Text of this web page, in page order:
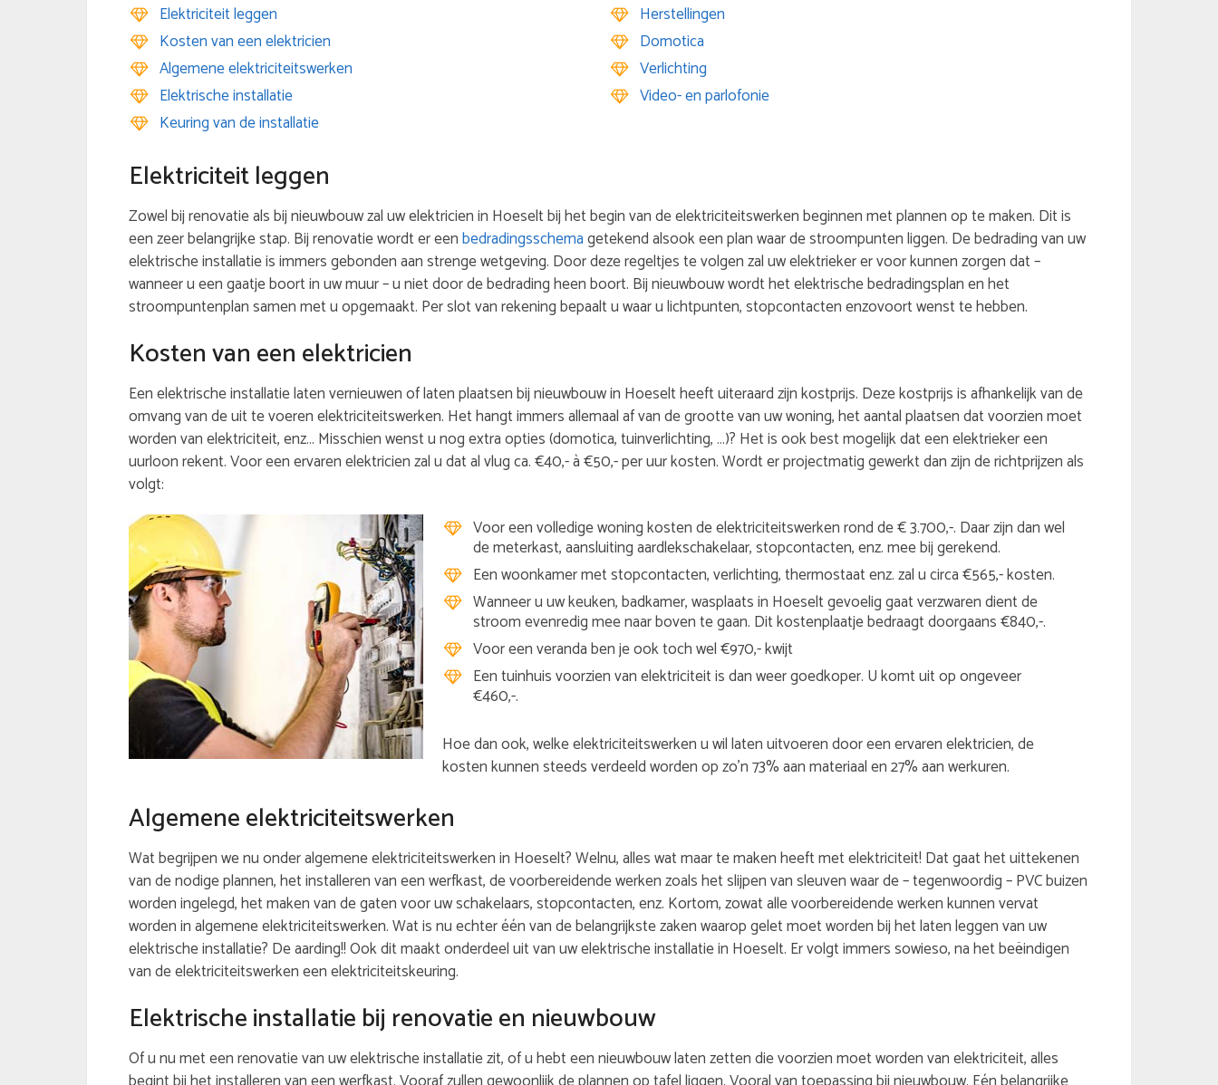
Elektriciteit leggen
Kosten van een elektricien
Algemene elektriciteitswerken
Elektrische installatie
Keuring van de installatie
Herstellingen
Domotica
Verlichting
Video- en parlofonie
Elektriciteit leggen
Zowel bij renovatie als bij nieuwbouw zal uw elektricien in Hoeselt bij het begin van de elektriciteitswerken beginnen met plannen op te maken. Dit is
een zeer belangrijke stap. Bij renovatie wordt er eenbedradingsschemagetekend alsook een plan waar de stroompunten liggen. De bedrading van uw
elektrische installatie is immers gebonden aan strenge wetgeving. Door deze regeltjes te volgen zal uw elektrieker er voor kunnen zorgen dat –
wanneer u een gaatje boort in uw muur – u niet door de bedrading heen boort. Bij nieuwbouw wordt het elektrische bedradingsplan en het
stroompuntenplan samen met u opgemaakt. Per slot van rekening bepaalt u waar u lichtpunten, stopcontacten enzovoort wenst te hebben.
Kosten van een elektricien
Een elektrische installatie laten vernieuwen of laten plaatsen bij nieuwbouw in Hoeselt heeft uiteraard zijn kostprijs. Deze kostprijs is afhankelijk van de
omvang van de uit te voeren elektriciteitswerken. Het hangt immers allemaal af van de grootte van uw woning, het aantal plaatsen dat voorzien moet
worden van elektriciteit, enz… Misschien wenst u nog extra opties (domotica, tuinverlichting, …)? Het is ook best mogelijk dat een elektrieker een
uurloon rekent. Voor een ervaren elektricien zal u dat al vlug ca. €40,- à €50,- per uur kosten. Wordt er projectmatig gewerkt dan zijn de richtprijzen als
volgt:
Voor een volledige woning kosten de elektriciteitswerken rond de € 3.700,-. Daar zijn dan wel
de meterkast, aansluiting aardlekschakelaar, stopcontacten, enz. mee bij gerekend.
Een woonkamer met stopcontacten, verlichting, thermostaat enz. zal u circa €565,- kosten.
Wanneer u uw keuken, badkamer, wasplaats in Hoeselt gevoelig gaat verzwaren dient de
stroom evenredig mee naar boven te gaan. Dit kostenplaatje bedraagt doorgaans €840,-.
Voor een veranda ben je ook toch wel €970,- kwijt
Een tuinhuis voorzien van elektriciteit is dan weer goedkoper. U komt uit op ongeveer
€460,-.
Hoe dan ook, welke elektriciteitswerken u wil laten uitvoeren door een ervaren elektricien, de
kosten kunnen steeds verdeeld worden op zo’n 73% aan materiaal en 27% aan werkuren.
Algemene elektriciteitswerken
Wat begrijpen we nu onder algemene elektriciteitswerken in Hoeselt? Welnu, alles wat maar te maken heeft met elektriciteit! Dat gaat het uittekenen
van de nodige plannen, het installeren van een werfkast, de voorbereidende werken zoals het slijpen van sleuven waar de – tegenwoordig – PVC buizen
worden ingelegd, het maken van de gaten voor uw schakelaars, stopcontacten, enz. Kortom, zowat alle voorbereidende werken kunnen vervat
worden in algemene elektriciteitswerken. Wat is nu echter één van de belangrijkste zaken waarop gelet moet worden bij het laten leggen van uw
elektrische installatie? De aarding!! Ook dit maakt onderdeel uit van uw elektrische installatie in Hoeselt. Er volgt immers sowieso, na het beëindigen
van de elektriciteitswerken een elektriciteitskeuring.
Elektrische installatie bij renovatie en nieuwbouw
Of u nu met een renovatie van uw elektrische installatie zit, of u hebt een nieuwbouw laten zetten die voorzien moet worden van elektriciteit, alles